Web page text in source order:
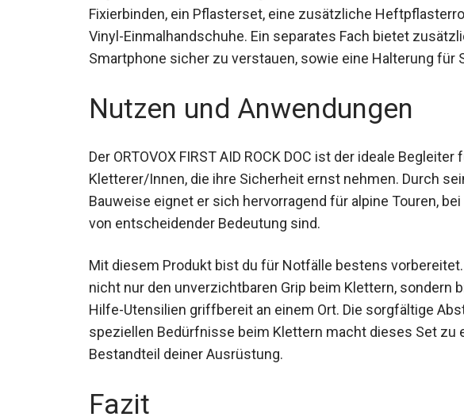
Fixierbinden, ein Pflasterset, eine zusätzliche
Vinyl-Einmalhandschuhe. Ein separates Fach bietet
Smartphone sicher zu verstauen, sowie eine Halterung für
Nutzen und Anwendungen
Der ORTOVOX FIRST AID ROCK DOC ist der ideale
Kletterer/Innen, die ihre Sicherheit ernst nehmen. Durch
Bauweise eignet er sich hervorragend für alpine Touren,
von entscheidender Bedeutung sind.
Mit diesem Produkt bist du für Notfälle bestens
nicht nur den unverzichtbaren Grip beim Klettern, sondern
Hilfe-Utensilien griffbereit an einem Ort. Die sorgfältige
speziellen Bedürfnisse beim Klettern macht dieses Set zu
Bestandteil deiner Ausrüstung.
Fazit